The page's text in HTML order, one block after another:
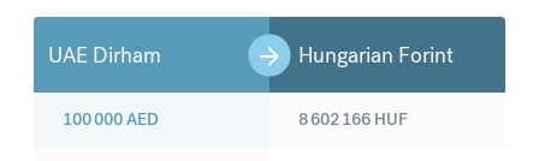
UAE Dirham Hungarian Forint
100 000AED 8 602 166 HUF